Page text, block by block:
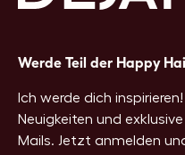
Werde Teil der Happy
Ich werde dich
Neuigkeiten und
Mails. Jetzt anmelden